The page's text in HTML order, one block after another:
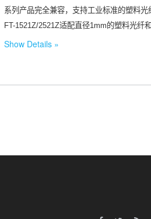
系列产品完全兼容，支持工业标准的塑料光
FT-1521Z/2521Z适配直径1mm的塑料光纤
Show Details